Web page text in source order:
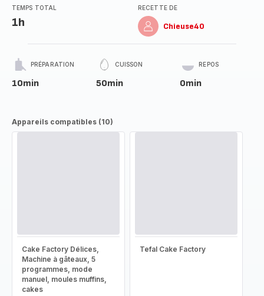
TEMPS TOTAL
1h
RECETTE DE
Chieuse40
PRÉPARATION
10min
CUISSON
50min
REPOS
0min
Appareils compatibles (10)
Cake Factory Délices,
Machine à gâteaux, 5
programmes, mode
manuel, moules muffins,
cakes
Tefal Cake Factory